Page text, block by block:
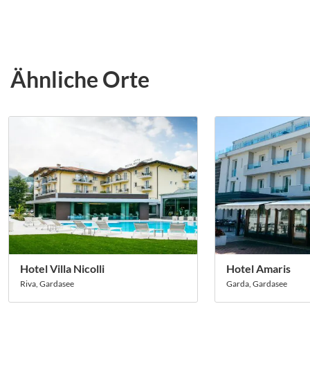
Ähnliche Orte
Hotel Villa Nicolli
Riva, Gardasee
Hotel Amaris
Garda, Gardasee